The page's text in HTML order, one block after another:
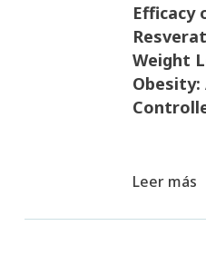
Efficacy
Weight
Obesity:
Leer más